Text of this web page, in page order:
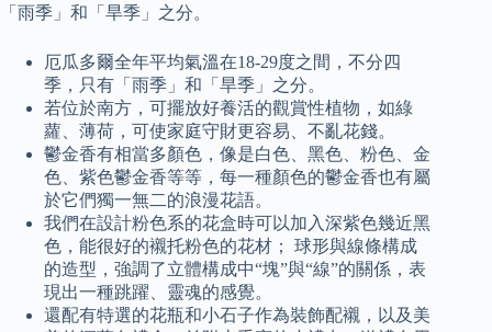
「雨季」和「旱季」之分。
厄瓜多爾全年平均氣溫在18-29度之間，不分四
季，只有「雨季」和「旱季」之分。
若位於南方，可擺放好養活的觀賞性植物，如綠
蘿、薄荷，可使家庭守財更容易、不亂花錢。
鬱金香有相當多顏色，像是白色、黑色、粉色、金
色、紫色鬱金香等等，每一種顏色的鬱金香也有屬
於它們獨一無二的浪漫花語。
我們在設計粉色系的花盒時可以加入深紫色幾近黑
色，能很好的襯托粉色的花材； 球形與線條構成
的造型，強調了立體構成中“塊”與“線”的關係，表
現出一種跳躍、靈魂的感覺。
還配有特選的花瓶和小石子作為裝飾配襯，以及美